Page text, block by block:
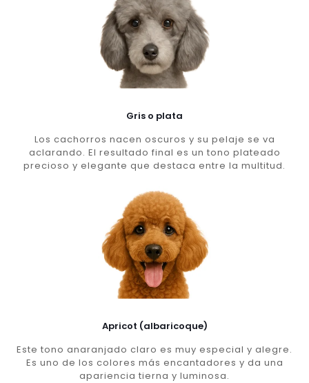
Gris o plata
Los cachorros nacen oscuros y su pelaje se va
aclarando. El resultado final es un tono plateado
precioso y elegante que destaca entre la multitud.
Apricot (albaricoque)
Este tono anaranjado claro es muy especial y alegre.
Es uno de los colores más encantadores y da una
apariencia tierna y luminosa.